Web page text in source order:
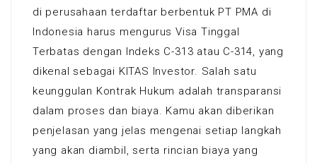
di perusahaan terdaftar berbentuk PT PMA di
Indonesia harus mengurus Visa Tinggal
Terbatas dengan Indeks C-313 atau C-314, yang
dikenal sebagai KITAS Investor. Salah satu
keunggulan Kontrak Hukum adalah transparansi
dalam proses dan biaya. Kamu akan diberikan
penjelasan yang jelas mengenai setiap langkah
yang akan diambil, serta rincian biaya yang